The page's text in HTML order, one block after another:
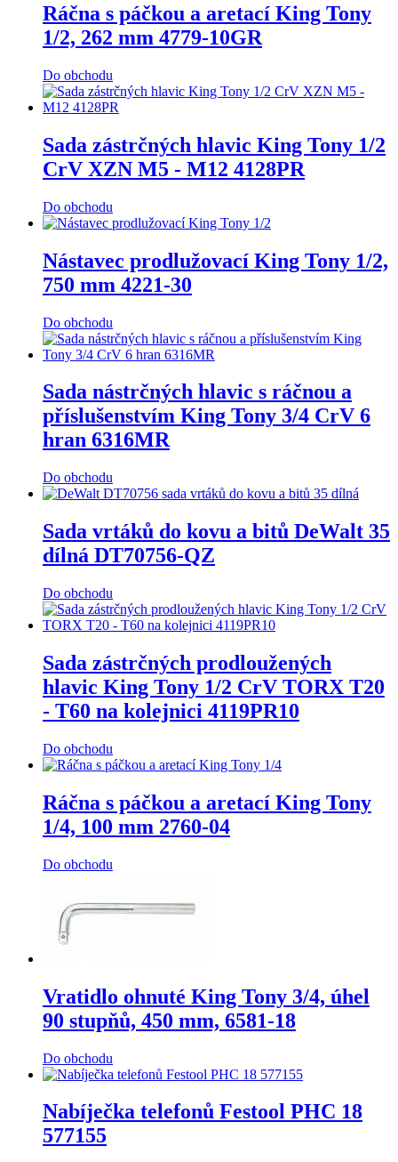
Ráčna s páčkou a aretací King Tony
1/2, 262 mm 4779-10GR
Do obchodu
Sada zástrčných hlavic King Tony 1/2
CrV XZN M5 - M12 4128PR
Do obchodu
Nástavec prodlužovací King Tony 1/2,
750 mm 4221-30
Do obchodu
Sada nástrčných hlavic s ráčnou a
příslušenstvím King Tony 3/4 CrV 6
hran 6316MR
Do obchodu
Sada vrtáků do kovu a bitů DeWalt 35
dílná DT70756-QZ
Do obchodu
Sada zástrčných prodloužených
hlavic King Tony 1/2 CrV TORX T20
- T60 na kolejnici 4119PR10
Do obchodu
Ráčna s páčkou a aretací King Tony
1/4, 100 mm 2760-04
Do obchodu
Vratidlo ohnuté King Tony 3/4, úhel
90 stupňů, 450 mm, 6581-18
Do obchodu
Nabíječka telefonů Festool PHC 18
577155